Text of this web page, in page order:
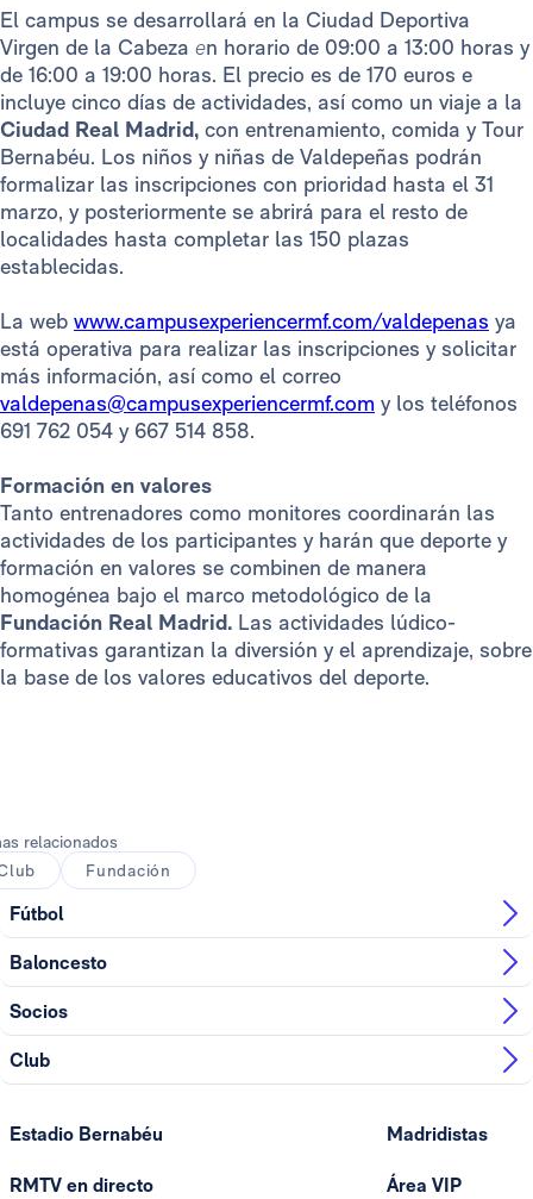
El campus se desarrollará en la Ciudad Deportiva
Virgen de la Cabeza en horario de 09:00 a 13:00 horas y
de 16:00 a 19:00 horas. El precio es de 170 euros e
incluye cinco días de actividades, así como un viaje a la
Ciudad Real Madrid, con entrenamiento, comida y Tour
Bernabéu. Los niños y niñas de Valdepeñas podrán
formalizar las inscripciones con prioridad hasta el 31
marzo, y posteriormente se abrirá para el resto de
localidades hasta completar las 150 plazas
establecidas.
La web www.campusexperiencermf.com/valdepenas ya
está operativa para realizar las inscripciones y solicitar
más información, así como el correo
valdepenas@campusexperiencermf.com y los teléfonos
691 762 054 y 667 514 858.
Formación en valores
Tanto entrenadores como monitores coordinarán las
actividades de los participantes y harán que deporte y
formación en valores se combinen de manera
homogénea bajo el marco metodológico de la
Fundación Real Madrid. Las actividades lúdico-
formativas garantizan la diversión y el aprendizaje, sobre
la base de los valores educativos del deporte.
relacionados
Fundación
Fútbol
Baloncesto
Socios
Club
Estadio Bernabéu
RMTV en directo
Madridistas
Área VIP